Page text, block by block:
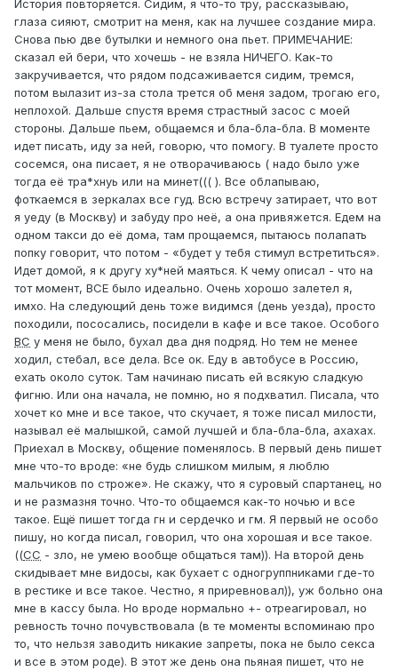
История повторяется. Сидим, я что-то тру, рассказываю,
глаза сияют, смотрит на меня, как на лучшее создание мира.
Снова пью две бутылки и немного она пьет. ПРИМЕЧАНИЕ:
сказал ей бери, что хочешь - не взяла НИЧЕГО. Как-то
закручивается, что рядом подсаживается сидим, тремся,
потом вылазит из-за стола трется об меня задом, трогаю его,
неплохой. Дальше спустя время страстный засос с моей
стороны. Дальше пьем, общаемся и бла-бла-бла. В моменте
идет писать, иду за ней, говорю, что помогу. В туалете просто
сосемся, она писает, я не отворачиваюсь ( надо было уже
тогда её тра*хнуь или на минет((( ). Все облапываю,
фоткаемся в зеркалах все гуд. Всю встречу затирает, что вот
я уеду (в Москву) и забуду про неё, а она привяжется. Едем на
одном такси до её дома, там прощаемся, пытаюсь полапать
попку говорит, что потом - «будет у тебя стимул встретиться».
Идет домой, я к другу ху*ней маяться. К чему описал - что на
тот момент, ВСЕ было идеально. Очень хорошо залетел я,
имхо. На следующий день тоже видимся (день уезда), просто
походили, пососались, посидели в кафе и все такое. Особого
ВС у меня не было, бухал два дня подряд. Но тем не менее
ходил, стебал, все дела. Все ок. Еду в автобусе в Россию,
ехать около суток. Там начинаю писать ей всякую сладкую
фигню. Или она начала, не помню, но я подхватил. Писала, что
хочет ко мне и все такое, что скучает, я тоже писал милости,
называл её малышкой, самой лучшей и бла-бла-бла, ахахах.
Приехал в Москву, общение поменялось. В первый день пишет
мне что-то вроде: «не будь слишком милым, я люблю
мальчиков по строже». Не скажу, что я суровый спартанец, но
и не размазня точно. Что-то общаемся как-то ночью и все
такое. Ещё пишет тогда гн и сердечко и гм. Я первый не особо
пишу, но когда писал, говорил, что она хорошая и все такое.
((СС - зло, не умею вообще общаться там)). На второй день
скидывает мне видосы, как бухает с одногруппниками где-то
в рестике и все такое. Честно, я приревновал)), уж больно она
мне в кассу была. Но вроде нормально +- отреагировал, но
ревность точно почувствовала (в те моменты вспоминаю про
то, что нельзя заводить никакие запреты, пока не было секса
и все в этом роде). В этот же день она пьяная пишет, что не